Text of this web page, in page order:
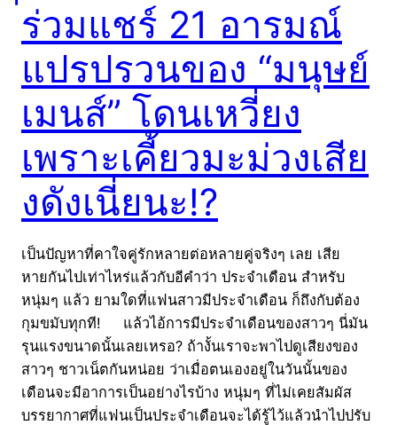
่ร่วมแชร์ 21 อารมณ์
แปรปรวนของ “มนุษย์
เมนส์” โดนเหวี่ยง
เพราะเคี้ยวมะม่วงเสีย
งดังเนี่ยนะ!?
เป็นปัญหาที่คาใจคู่รักหลายต่อหลายคู่จริงๆ เลย เสีย
หายกันไปเท่าไหร่แล้วกับอีคำว่า ประจำเดือน สำหรับ
หนุ่มๆ แล้ว ยามใดที่แฟนสาวมีประจำเดือน ก็ถึงกับต้อง
กุมขมับทุกที! แล้วไอ้การมีประจำเดือนของสาวๆ นี่มัน
รุนแรงขนาดนั้นเลยเหรอ? ถ้างั้นเราจะพาไปดูเสียงของ
สาวๆ ชาวเน็ตกันหน่อย ว่าเมื่อตนเองอยู่ในวันนั้นของ
เดือนจะมีอาการเป็นอย่างไรบ้าง หนุ่มๆ ที่ไม่เคยสัมผัส
บรรยากาศที่แฟนเป็นประจำเดือนจะได้รู้ไว้แล้วนำไปปรับ